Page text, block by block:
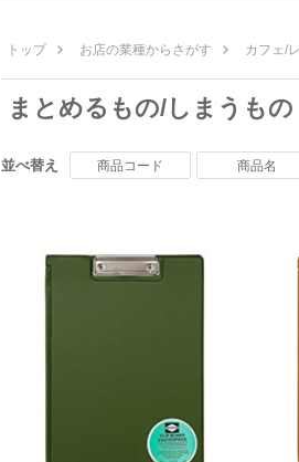
トップ お店の業種からさがす カフェ/
まとめるもの/しまうもの
並べ替え 商品コード 商品名